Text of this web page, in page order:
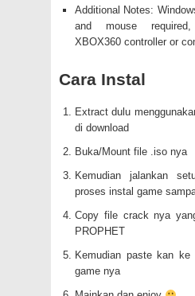
Additional Notes:
and mouse
XBOX360 controller or
Cara Instal
Extract dulu
di download
Buka/Mount file .iso nya
Kemudian jalankan
proses instal game
Copy file crack nya
PROPHET
Kemudian paste kan
game nya